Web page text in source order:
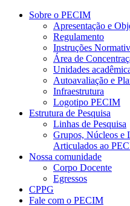
Conteúdo principal Menu
Sobre o PECIM
Apresentação e
Regulamento
Instruções
Área de
Unidades
Autoavaliação e
Infraestrutura
Logotipo PECIM
Estrutura de Pesquisa
Linhas de Pesquisa
Grupos, Núcleos e
Articulados ao
Nossa comunidade
Corpo Docente
Egressos
CPPG
Fale com o PECIM